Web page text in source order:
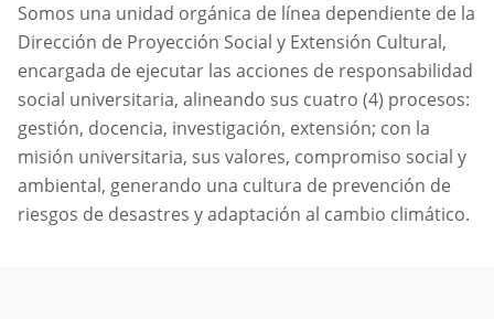
Somos una unidad orgánica de línea dependiente de la
Dirección de Proyección Social y Extensión Cultural,
encargada de ejecutar las acciones de responsabilidad
social universitaria, alineando sus cuatro (4) procesos:
gestión, docencia, investigación, extensión; con la
misión universitaria, sus valores, compromiso social y
ambiental, generando una cultura de prevención de
riesgos de desastres y adaptación al cambio climático.